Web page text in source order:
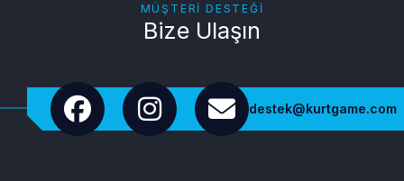
MÜŞTERI DESTEĞI
Bize Ulaşın
destek@kurtgame.com